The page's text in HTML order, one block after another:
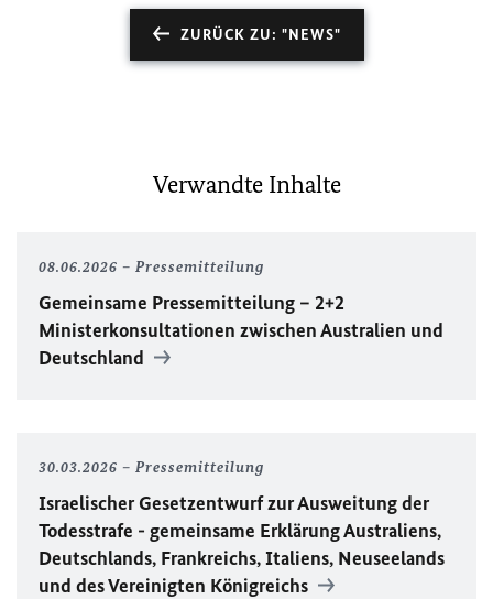
ZURÜCK ZU: "NEWS"
Verwandte Inhalte
08.06.2026 Pressemitteilung
Gemeinsame Pressemitteilung – 2+2
Ministerkonsultationen zwischen Australien und
Deutschland
30.03.2026 Pressemitteilung
Israelischer Gesetzentwurf zur Ausweitung der
Todesstrafe - gemeinsame Erklärung Australiens,
Deutschlands, Frankreichs, Italiens, Neuseelands
und des Vereinigten Königreichs